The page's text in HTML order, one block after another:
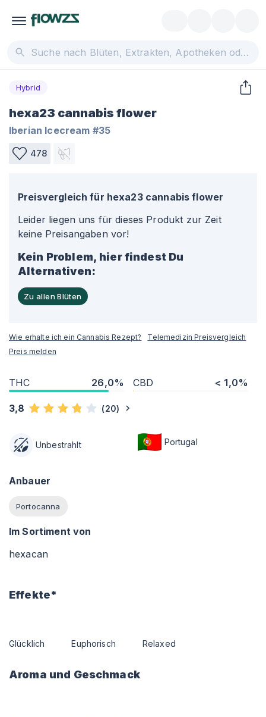
Hybrid
hexa23 cannabis flower
Iberian Icecream #35
478
Preisvergleich für hexa23 cannabis flower
Leider liegen uns für dieses Produkt zur Zeit
keine Preisangaben vor!
Kein Problem, hier findest Du
Alternativen:
Zu allen Blüten
Wie erhalte ich ein Cannabis Rezept?
Telemedizin Preisvergleich
Preis melden
THC 26,0% CBD < 1,0%
3,8 (20)
Unbestrahlt Portugal
Anbauer
Portocanna
Im Sortiment von
hexacan
Effekte*
Glücklich Euphorisch Relaxed
Aroma und Geschmack